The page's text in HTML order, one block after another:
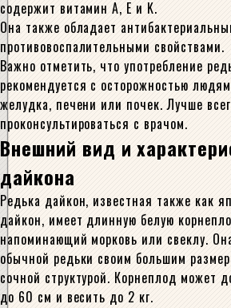
содержит витамин A, E и K.
Она также обладает
противовоспалительными свойствами.
Важно отметить, что употребление
рекомендуется с осторожностью
желудка, печени или почек. Лучше
проконсультироваться с врачом.
Внешний вид и
дайкона
Редька дайкон, известная также как
дайкон, имеет длинную белую
напоминающий морковь или свеклу.
обычной редьки своим большим
сочной структурой. Корнеплод может
до 60 см и весить до 2 кг.